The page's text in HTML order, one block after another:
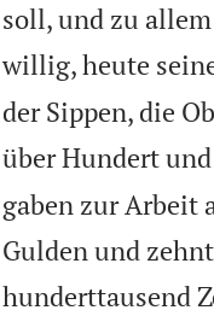
soll, und zu
willig, heute
der Sippen, die
über Hundert
gaben zur Arbeit
Gulden und
hunderttausend